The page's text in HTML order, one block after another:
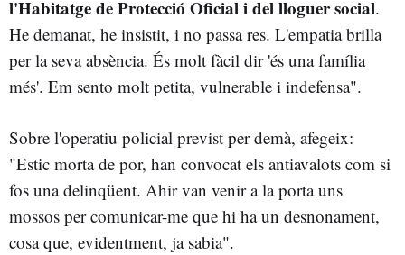
l'Habitatge de Protecció Oficial i del lloguer social.
He demanat, he insistit, i no passa res. L'empatia brilla
per la seva absència. És molt fàcil dir 'és una família
més'. Em sento molt petita, vulnerable i indefensa".
Sobre l'operatiu policial previst per demà, afegeix:
"Estic morta de por, han convocat els antiavalots com si
fos una delinqüent. Ahir van venir a la porta uns
mossos per comunicar-me que hi ha un desnonament,
cosa que, evidentment, ja sabia".